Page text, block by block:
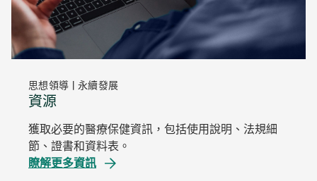
思想領導 | 永續發展
資源
獲取必要的醫療保健資訊，包括使用說明、法規細
節、證書和資料表。
瞭解更多資訊